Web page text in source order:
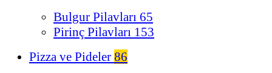
Bulgur Pilavları 65
Pirinç Pilavları 153
Pizza ve Pideler 86